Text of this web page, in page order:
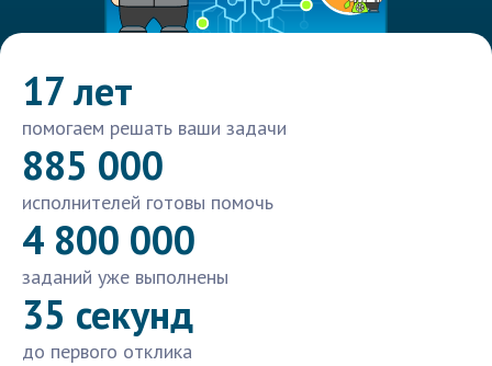
17 лет
помогаем решать ваши задачи
885 000
исполнителей готовы помочь
4 800 000
заданий уже выполнены
35 секунд
до первого отклика